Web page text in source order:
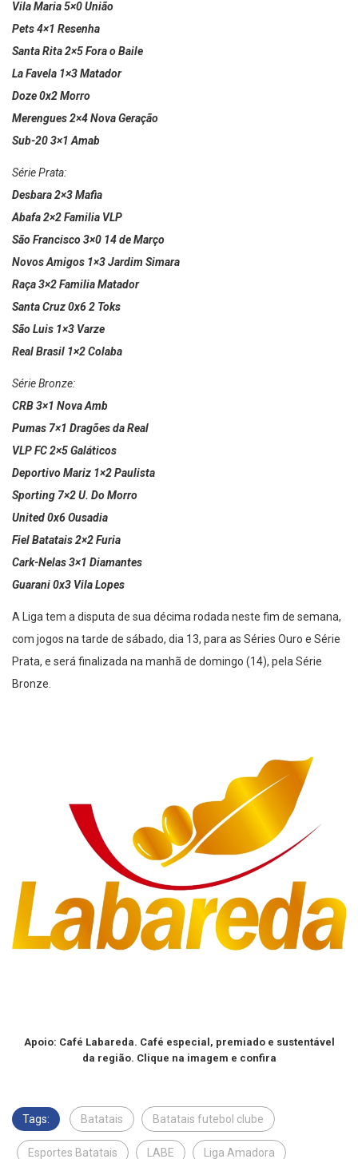
Vila Maria 5×0 União
Pets 4×1 Resenha
Santa Rita 2×5 Fora o Baile
La Favela 1×3 Matador
Doze 0x2 Morro
Merengues 2×4 Nova Geração
Sub-20 3×1 Amab
Série Prata:
Desbara 2×3 Mafia
Abafa 2×2 Familia VLP
São Francisco 3×0 14 de Março
Novos Amigos 1×3 Jardim Simara
Raça 3×2 Familia Matador
Santa Cruz 0x6 2 Toks
São Luis 1×3 Varze
Real Brasil 1×2 Colaba
Série Bronze:
CRB 3×1 Nova Amb
Pumas 7×1 Dragões da Real
VLP FC 2×5 Galáticos
Deportivo Mariz 1×2 Paulista
Sporting 7×2 U. Do Morro
United 0x6 Ousadia
Fiel Batatais 2×2 Furia
Cark-Nelas 3×1 Diamantes
Guarani 0x3 Vila Lopes
A Liga tem a disputa de sua décima rodada neste fim de semana,
com jogos na tarde de sábado, dia 13, para as Séries Ouro e Série
Prata, e será finalizada na manhã de domingo (14), pela Série
Bronze.
Apoio: Café Labareda. Café especial, premiado e sustentável
da região. Clique na imagem e confira
Tags: Batatais Batatais futebol clube